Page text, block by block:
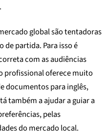
global são tentadoras
de partida. Para isso é
com as audiências
profissional oferece muito
documentos para inglês,
também a ajudar a guiar a
pelas
do mercado local.